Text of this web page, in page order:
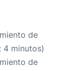
de
4 minutos)
de